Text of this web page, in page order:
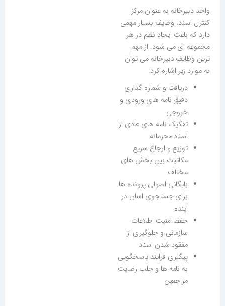
واحد دبیرخانه به عنوان مرکز
کنترل اسناد، وظایف بسیار مهمی
دارد که باعث ایجاد نظم در هر
مجموعه ای می شود. از مهم
ترین وظایف دبیرخانه می توان
به موارد زیر اشاره کرد:
دریافت و شماره گذاری
دقیق نامه های ورودی و
خروجی
تفکیک نامه های عادی از
اسناد محرمانه
توزیع و ارجاع سریع
مکاتبات بین بخش های
مختلف
بایگانی اصولی پرونده ها
برای جستجوی اسان در
اینده
حفظ امنیت اطلاعات
سازمانی و جلوگیری از
مفقود شدن اسناد
پیگیری فرایند پاسخگویی
به نامه ها و جلب رضایت
مراجعین